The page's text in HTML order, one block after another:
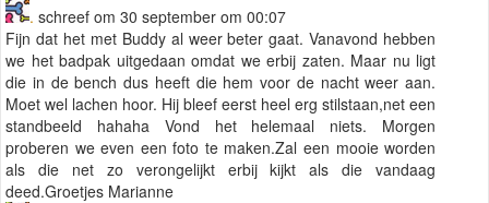
. schreef om 30 september om 00:07
Fijn dat het met Buddy al weer beter gaat. Vanavond hebben
we het badpak uitgedaan omdat we erbij zaten. Maar nu ligt
die in de bench dus heeft die hem voor de nacht weer aan.
Moet wel lachen hoor. Hij bleef eerst heel erg stilstaan,net een
standbeeld hahaha Vond het helemaal niets. Morgen
proberen we even een foto te maken.Zal een mooie worden
als die net zo verongelijkt erbij kijkt als die vandaag
deed.Groetjes Marianne